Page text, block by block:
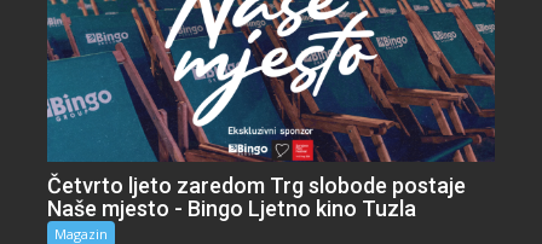
Četvrto ljeto zaredom Trg slobode postaje
Naše mjesto - Bingo Ljetno kino Tuzla
Magazin